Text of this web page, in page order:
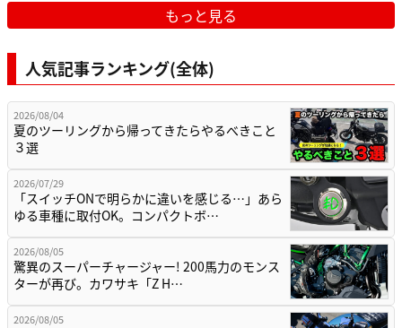
もっと見る
人気記事ランキング(全体)
2026/08/04
夏のツーリングから帰ってきたらやるべきこと
３選
2026/07/29
「スイッチONで明らかに違いを感じる…」あら
ゆる車種に取付OK。コンパクトボ…
2026/08/05
驚異のスーパーチャージャー! 200馬力のモンス
ターが再び。カワサキ「Z H…
2026/08/05